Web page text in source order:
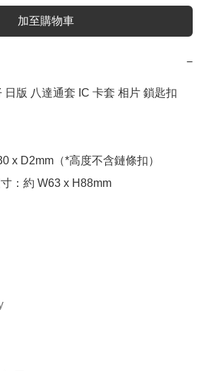
加至購物車
−
日版 八達通套 IC 卡套 相片 鎖匙扣
x D2mm（*高度不含鏈條扣）
：約 W63 x H88mm